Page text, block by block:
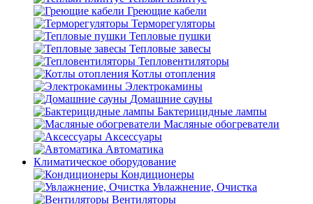
Греющие кабели
Терморегуляторы
Тепловые пушки
Тепловые завесы
Тепловентиляторы
Котлы отопления
Электрокамины
Домашние сауны
Бактерицидные лампы
Масляные обогреватели
Аксессуары
Автоматика
Климатическое оборудование
Кондиционеры
Увлажнение, Очистка
Вентиляторы